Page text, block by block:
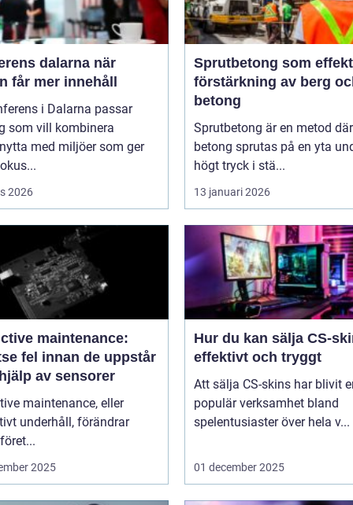
dalarna när
får mer innehåll
i Dalarna passar
som vill kombinera
med miljöer som ger
2026
Sprutbetong som
förstärkning av berg
betong
Sprutbetong är en metod där
betong sprutas på en yta
högt tryck i stä...
13 januari 2026
maintenance:
fel innan de uppstår
av sensorer
maintenance, eller
underhåll, förändrar
2025
Hur du kan sälja CS-
effektivt och tryggt
Att sälja CS-skins har blivit
populär verksamhet bland
spelentusiaster över hela v...
01 december 2025